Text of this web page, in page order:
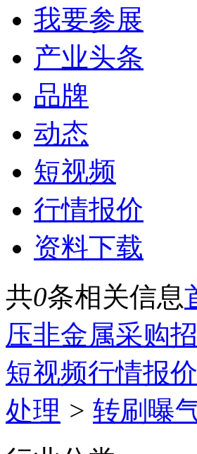
我要参展
产业头条
品牌
动态
短视频
行情报价
资料下载
共0条相关信息
压非金属采购
短视频行情报价
处理 > 转刷曝